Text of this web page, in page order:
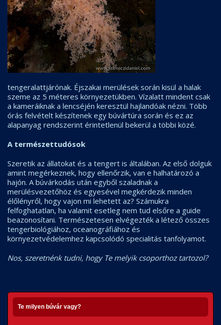
tengeralattjárónak. Éjszakai merülések során kisül a halak
szeme az 5 méteres környezetükben. Vízalatt mindent csak
a kameráiknak a lencséjén keresztül hajlandóak nézni. Több
órás felvételt készítenek egy búvártúra során és ez az
alapanyag rendszerint érintetlenül bekerül a többi közé.
A természettudósok
Szeretik az állatokat és a tengert is általában. Az első dolguk
amint megérkeznek, hogy ellenőrzik, van e halhatározó a
hajón. A búvárkodás után egyből szaladnak a
merülésvezetőhöz és egyesével megkérdezik minden
élőlényről, hogy vajon mi lehetett az? Számukra
felfoghatatlan, ha valamit esetleg nem tud elsőre a guide
beazonosítani. Természetesen elvégezték a létező összes
tengerbiológiához, oceanográfiához és
környezetvédelemhez kapcsolódó specialitás tanfolyamot.
Nos, szeretnénk tudni, hogy Te melyik csoporthoz tartozol?
Te milyen búvár vagy?